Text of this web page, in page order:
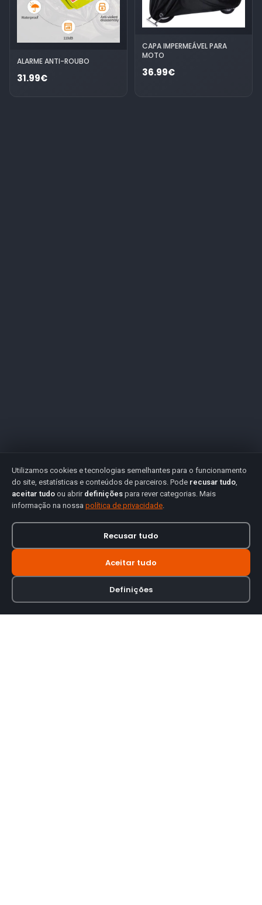
ALARME ANTI-ROUBO
31.99€
CAPA IMPERMEÁVEL PARA
MOTO
36.99€
Utilizamos cookies e tecnologias semelhantes para o funcionamento
do site, estatísticas e conteúdos de parceiros. Pode recusar tudo,
aceitar tudo ou abrir definições para rever categorias. Mais
informação na nossa política de privacidade.
Recusar tudo
Aceitar tudo
Definições